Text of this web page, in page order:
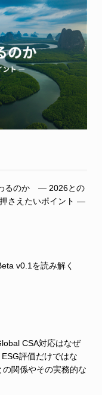
るのか ― 2026との
さえたいポイント ―
v0.1を読み解く
CSA対応はなぜ
評価だけではな
の関係やその実務的な